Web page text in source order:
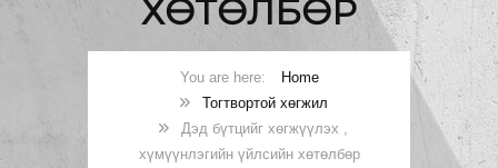
ХӨТӨЛБӨР
Home
Тогтвортой хөгжил
Дэд бүтцийг хөгжүүлэх ,
хүмүүнлэгийн үйлсийн хөтөлбөр